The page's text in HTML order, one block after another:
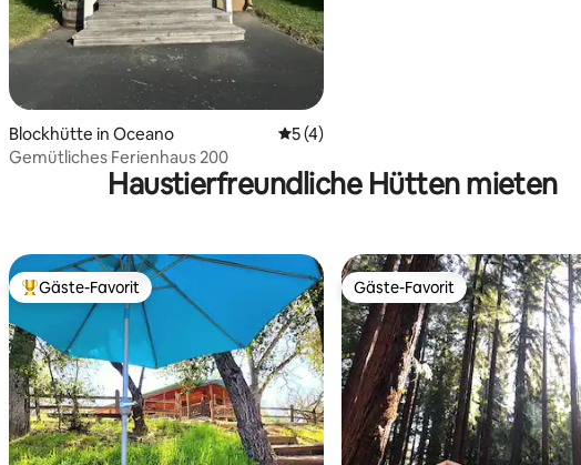
Blockhütte in Oceano Durchschnittliche Bewertung: 5 von 5,
5 (4)
Gemütliches Ferienhaus 200
Haustierfreundliche Hütten mieten
Beliebter Gäste-Favorit.
Gäste-Favorit Gäste-Favorit
Gäste-Favorit